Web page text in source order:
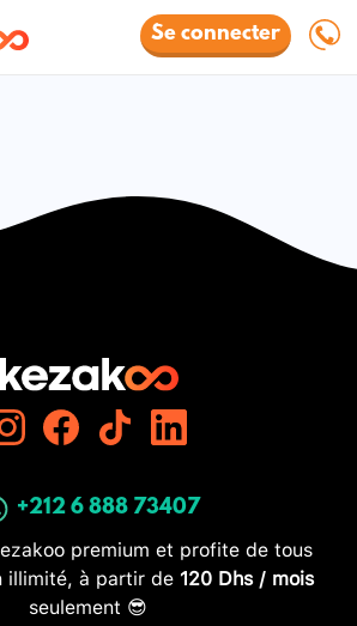
Se connecter
+212 6 888 73407
premium et profite de tous
illimité, à partir de 120 Dhs / mois
seulement 😎